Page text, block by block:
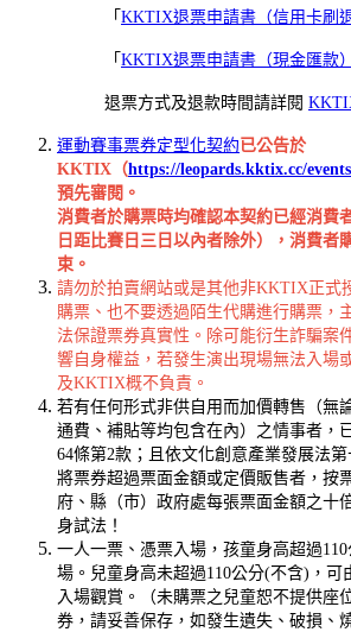
「 KKTIX退票申請書（信用卡刷退
「 KKTIX退票申請書（現金匯款）
退票方式及退款時間請詳閱
運動賽事票券定型化契約 已公告於
KKTIX（https://leopards.kktix.cc/
預先審閱。
消費者於購票時均確認本契約已經消費
日距比賽日三日以內者除外），消費者
束。
請勿於拍賣網站或是其他非KKTIX正式
購票、也不要透過陌生代購進行購票，
法保證票券真實性。除可能衍生詐騙案
響自身權益，若發生演出現場無法入場
及KKTIX概不負責。
若有任何形式非供自用而加價轉售（無
通費、補貼等均包含在內）之情事者，
64條第2款；且依文化創意產業發展法
將票券超過票面金額或定價販售者，按
府、縣（市）政府處每張票面金額之十
身試法！
一人一票、憑票入場， 孩童身高超過
場。兒童身高未超過110公分(不含)，可
入場觀賞。（未購票之兒童恕不提供座
券，請妥善保存，如發生遺失、破損、